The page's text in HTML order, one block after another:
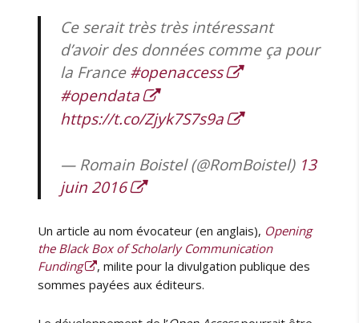
Ce serait très très intéressant
d’avoir des données comme ça pour
la France#openaccess
#opendata
https://t.co/Zjyk7S7s9a
— Romain Boistel (@RomBoistel) 13
juin 2016
Un article au nom évocateur (en anglais), Opening
the Black Box of Scholarly Communication
Funding
, milite pour la divulgation publique des
sommes payées aux éditeurs.